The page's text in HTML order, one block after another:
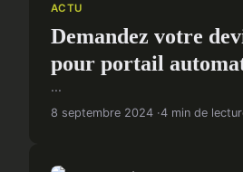
ACTU
Demandez votre
pour portail
...
8 septembre 2024 4 min de